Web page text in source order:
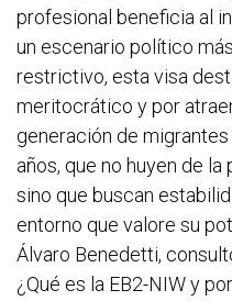
profesional beneficia al
un escenario político más
restrictivo, esta visa
meritocrático y por
generación de
años, que no huyen de la
sino que buscan
entorno que valore su
Álvaro Benedetti,
¿Qué es la EB2-NIW y